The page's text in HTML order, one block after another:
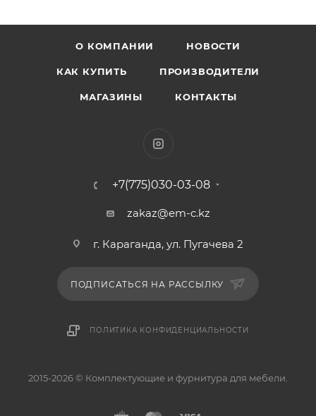
О КОМПАНИИ НОВОСТИ
КАК КУПИТЬ ПРОИЗВОДИТЕЛИ
МАГАЗИНЫ КОНТАКТЫ
+7(775)030-03-08
zakaz@em-c.kz
г. Караганда, ул. Пугачева 2
ПОДПИСАТЬСЯ НА РАССЫЛКУ
ПОЛИТИКА КОНФИДЕНЦИАЛЬНОСТИ
2015-2026 © Комплектующие и фурнитура для мебели.